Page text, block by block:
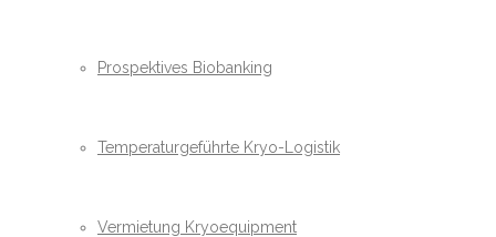
Prospektives Biobanking
Temperaturgeführte Kryo-Logistik
Vermietung Kryoequipment